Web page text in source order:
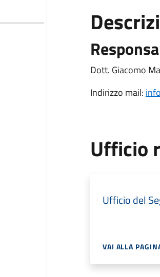
Dott. Giacomo
Indirizzo mail:
Ufficio
Ufficio del
VAI ALLA